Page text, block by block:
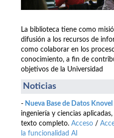
La biblioteca tiene como
difusión a los recursos de
como colaborar en los
conocimiento, a fin de
objetivos de la Universidad
Noticias
- Nueva Base de Datos Knovel
ingeniería y ciencias
texto completo. Acceso /
la funcionalidad AI